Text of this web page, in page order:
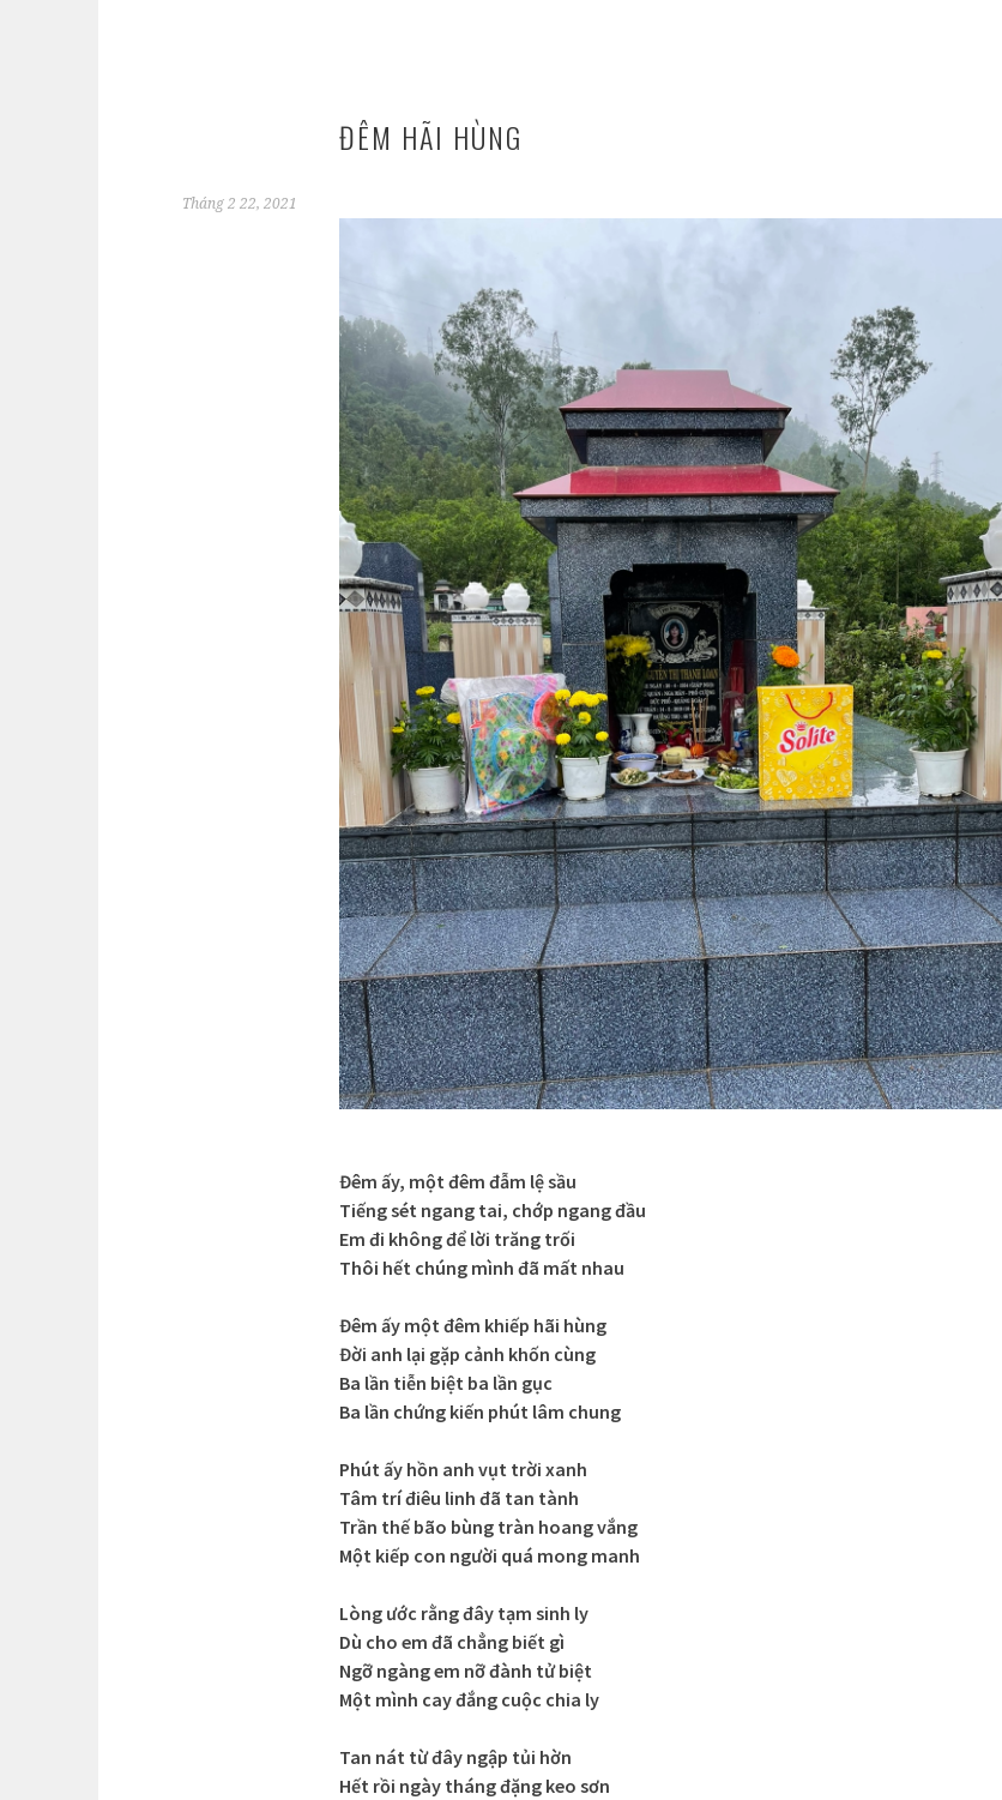
ĐÊM HÃI HÙNG
Tháng 2 22, 2021
Đêm ấy, một đêm đẫm lệ sầu
Tiếng sét ngang tai, chớp ngang đầu
Em đi không để lời trăng trối
Thôi hết chúng mình đã mất nhau
Đêm ấy một đêm khiếp hãi hùng
Đời anh lại gặp cảnh khốn cùng
Ba lần tiễn biệt ba lần gục
Ba lần chứng kiến phút lâm chung
Phút ấy hồn anh vụt trời xanh
Tâm trí điêu linh đã tan tành
Trần thế bão bùng tràn hoang vắng
Một kiếp con người quá mong manh
Lòng ước rằng đây tạm sinh ly
Dù cho em đã chẳng biết gì
Ngỡ ngàng em nỡ đành tử biệt
Một mình cay đắng cuộc chia ly
Tan nát từ đây ngập tủi hờn
Hết rồi ngày tháng đặng keo sơn